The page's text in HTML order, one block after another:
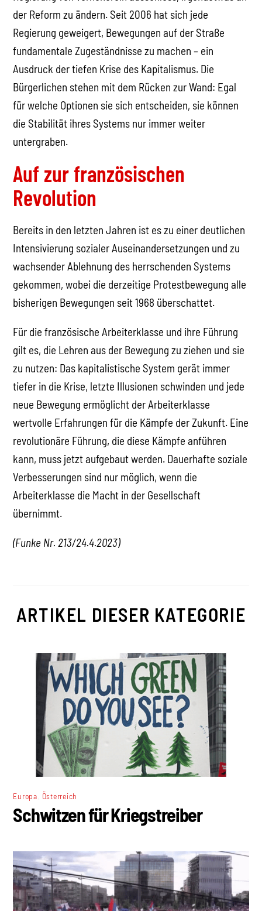
der Reform zu ändern. Seit 2006 hat sich jede
Regierung geweigert, Bewegungen auf der Straße
fundamentale Zugeständnisse zu machen – ein
Ausdruck der tiefen Krise des Kapitalismus. Die
Bürgerlichen stehen mit dem Rücken zur Wand: Egal
für welche Optionen sie sich entscheiden, sie können
die Stabilität ihres Systems nur immer weiter
untergraben.
Auf zur französischen
Revolution
Bereits in den letzten Jahren ist es zu einer deutlichen
Intensivierung sozialer Auseinandersetzungen und zu
wachsender Ablehnung des herrschenden Systems
gekommen, wobei die derzeitige Protestbewegung alle
bisherigen Bewegungen seit 1968 überschattet.
Für die französische Arbeiterklasse und ihre Führung
gilt es, die Lehren aus der Bewegung zu ziehen und sie
zu nutzen: Das kapitalistische System gerät immer
tiefer in die Krise, letzte Illusionen schwinden und jede
neue Bewegung ermöglicht der Arbeiterklasse
wertvolle Erfahrungen für die Kämpfe der Zukunft. Eine
revolutionäre Führung, die diese Kämpfe anführen
kann, muss jetzt aufgebaut werden. Dauerhafte soziale
Verbesserungen sind nur möglich, wenn die
Arbeiterklasse die Macht in der Gesellschaft
übernimmt.
(Funke Nr. 213/24.4.2023)
ARTIKEL DIESER KATEGORIE
Europa Österreich
Schwitzen für Kriegstreiber